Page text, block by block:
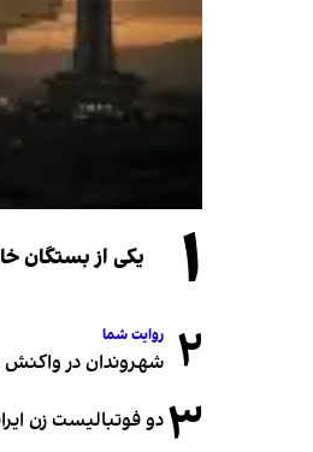
۱ یکی از بستگان
۲ روایت شما
شهروندان در واکنش
۳دو فوتبالیست زن ایرانی ۵ ماه پس از پناهندگی، شهروند